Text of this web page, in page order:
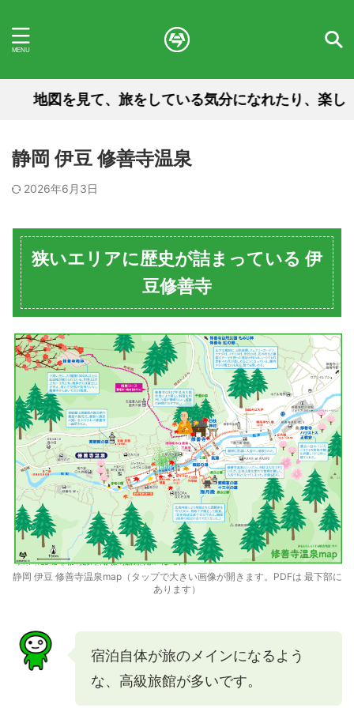
地図を見て、旅をしている気分になれたり、楽しんで
静岡 伊豆 修善寺温泉
2026年6月3日
狭いエリアに歴史が詰まっている 伊
豆修善寺
静岡 伊豆 修善寺温泉map（タップで大きい画像が開きます。PDFは 最下部に
あります）
宿泊自体が旅のメインになるよう
な、高級旅館が多いです。